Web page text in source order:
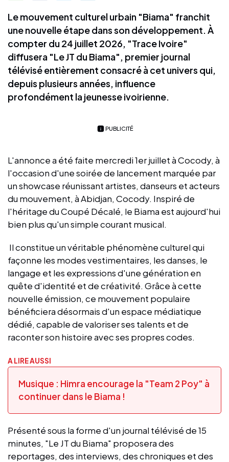
Le mouvement culturel urbain "Biama" franchit
une nouvelle étape dans son développement. À
compter du 24 juillet 2026, "Trace Ivoire"
diffusera "Le JT du Biama", premier journal
télévisé entièrement consacré à cet univers qui,
depuis plusieurs années, influence
profondément la jeunesse ivoirienne.
PUBLICITÉ
L'annonce a été faite mercredi 1er juillet à Cocody, à
l'occasion d'une soirée de lancement marquée par
un showcase réunissant artistes, danseurs et acteurs
du mouvement, à Abidjan, Cocody. Inspiré de
l'héritage du Coupé Décalé, le Biama est aujourd'hui
bien plus qu'un simple courant musical.
Il constitue un véritable phénomène culturel qui
façonne les modes vestimentaires, les danses, le
langage et les expressions d'une génération en
quête d'identité et de créativité. Grâce à cette
nouvelle émission, ce mouvement populaire
bénéficiera désormais d'un espace médiatique
dédié, capable de valoriser ses talents et de
raconter son histoire avec ses propres codes.
A LIRE AUSSI
Musique : Himra encourage la "Team 2 Poy" à
continuer dans le Biama !
Présenté sous la forme d'un journal télévisé de 15
minutes, "Le JT du Biama" proposera des
reportages, des interviews, des chroniques et des